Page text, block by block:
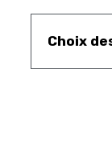
Choix